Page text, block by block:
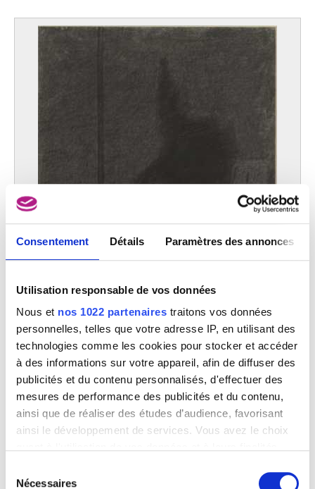
Consentement Détails Paramètres des annonces
Utilisation responsable de vos données
Nous et nos 1022 partenaires traitons vos données
personnelles, telles que votre adresse IP, en utilisant des
technologies comme les cookies pour stocker et accéder
à des informations sur votre appareil, afin de diffuser des
publicités et du contenu personnalisés, d'effectuer des
mesures de performance des publicités et du contenu,
ainsi que de réaliser des études d’audience, favorisant
ainsi le développement de services. Vous avez le choix
tout moment en consultant la Déclaration relative aux
Nécessaires
Xavier Mellery